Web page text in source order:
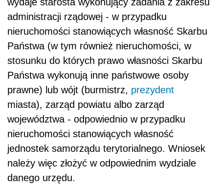
wydaje starosta wykonujący zadania z zakresu
administracji rządowej - w przypadku
nieruchomości stanowiących własność Skarbu
Państwa (w tym również nieruchomości, w
stosunku do których prawo własności Skarbu
Państwa wykonują inne państwowe osoby
prawne) lub wójt (burmistrz, prezydent
miasta), zarząd powiatu albo zarząd
województwa - odpowiednio w przypadku
nieruchomości stanowiących własność
jednostek samorządu terytorialnego. Wniosek
należy więc złożyć w odpowiednim wydziale
danego urzędu.